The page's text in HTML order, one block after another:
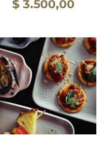
$ 3.500,00